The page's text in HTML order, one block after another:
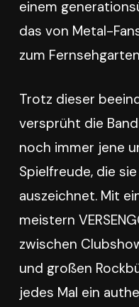
einem
das von Metal-
zum
Trotz dieser
versprüht die
noch immer jene
Spielfreude, die
auszeichnet. Mit
meistern
zwischen
und großen
jedes Mal ein